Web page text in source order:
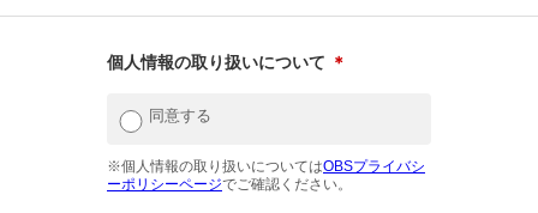
個人情報の取り扱いについて ＊
同意する
※個人情報の取り扱いについてはOBSプライバシ
ーポリシーページでご確認ください。